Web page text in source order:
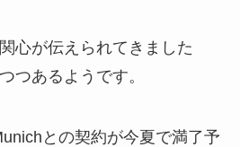
心が伝えられてきました
つあるようです。
との契約が今夏で満了予